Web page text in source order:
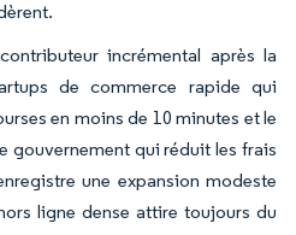
incrémental après la
de commerce rapide qui
en moins de 10 minutes et le
gouvernement qui réduit les frais
une expansion modeste
ligne dense attire toujours du